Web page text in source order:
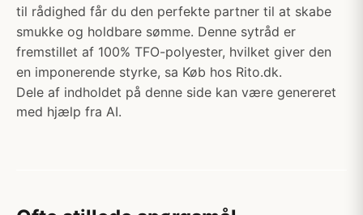
til rådighed får du den perfekte partner til at skabe
smukke og holdbare sømme. Denne sytråd er
fremstillet af 100% TFO-polyester, hvilket giver den
en imponerende styrke, sa Køb hos Rito.dk.
Dele af indholdet på denne side kan være genereret
med hjælp fra AI.